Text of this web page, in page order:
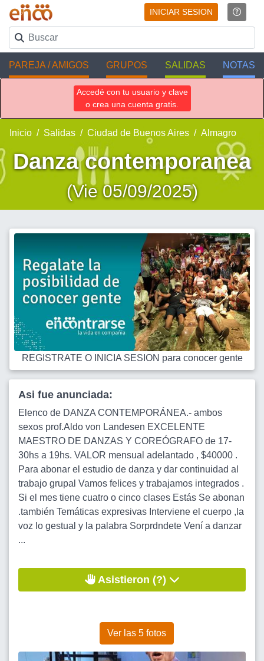
INICIAR SESION
PAREJA / AMIGOS GRUPOS SALIDAS NOTAS
Accedé con tu usuario y clave
o crea una cuenta gratis.
Inicio Salidas Ciudad de Buenos Aires Almagro
Danza contemporanea
(Vie 05/09/2025)
REGISTRATE O INICIA SESION para conocer gente
Asi fue anunciada:
Elenco de DANZA CONTEMPORÁNEA.- ambos
sexos prof.Aldo von Landesen EXCELENTE
MAESTRO DE DANZAS Y COREÓGRAFO de 17-
30hs a 19hs. VALOR mensual adelantado , $40000 .
Para abonar el estudio de danza y dar continuidad al
trabajo grupal Vamos felices y trabajamos integrados .
Si el mes tiene cuatro o cinco clases Estás Se abonan
.también Temáticas expresivas Interviene el cuerpo ,la
voz lo gestual y la palabra Sorprdndete Vení a danzar
...
Asistieron (?)
Ver las 5 fotos